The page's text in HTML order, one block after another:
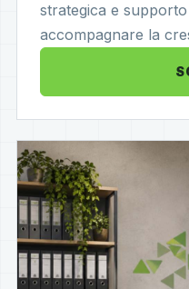
strategica e
accompagnare la